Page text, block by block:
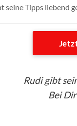
seine Tipps liebend
Rudi gibt
Bei